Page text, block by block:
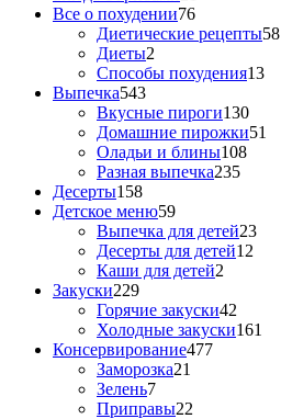
Все о похудении76
Диетические рецепты58
Диеты2
Способы похудения13
Выпечка543
Вкусные пироги130
Домашние пирожки51
Оладьи и блины108
Разная выпечка235
Десерты158
Детское меню59
Выпечка для детей23
Десерты для детей12
Каши для детей2
Закуски229
Горячие закуски42
Холодные закуски161
Консервирование477
Заморозка21
Зелень7
Приправы22